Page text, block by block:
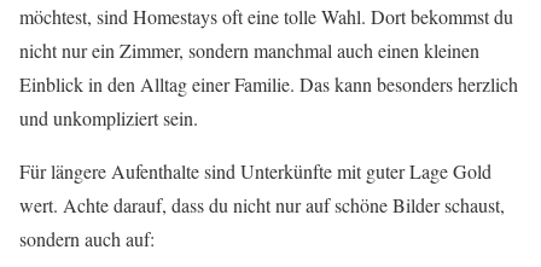
möchtest, sind Homestays oft eine tolle Wahl. Dort bekommst du
nicht nur ein Zimmer, sondern manchmal auch einen kleinen
Einblick in den Alltag einer Familie. Das kann besonders herzlich
und unkompliziert sein.
Für längere Aufenthalte sind Unterkünfte mit guter Lage Gold
wert. Achte darauf, dass du nicht nur auf schöne Bilder schaust,
sondern auch auf: